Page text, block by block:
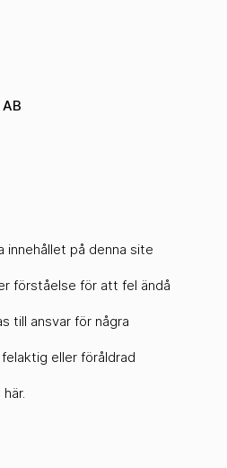
på denna site
förståelse för att fel ändå
till ansvar för några
eller föråldrad